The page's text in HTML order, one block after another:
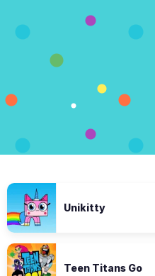
Unikitty
Teen Titans Go